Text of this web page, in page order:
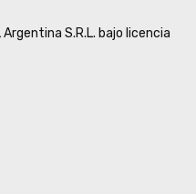
S.R.L. bajo licencia